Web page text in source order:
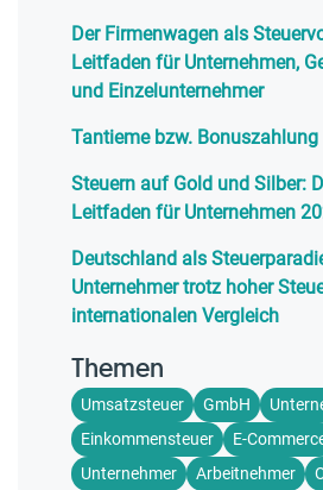
Der Firmenwagen als
Leitfaden für Unternehmen,
und Einzelunternehmer
Tantieme bzw. Bonuszahlung
Steuern auf Gold und Silber:
Leitfaden für Unternehmen
Deutschland als
Unternehmer trotz hoher
internationalen Vergleich
Themen
Umsatzsteuer GmbH
Einkommensteuer
E-
Unternehmer
Arbeitnehmer